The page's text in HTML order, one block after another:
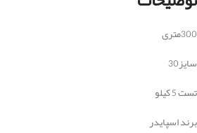
300متری
سایز30
تست 5 کیلو
برند اسپایدر